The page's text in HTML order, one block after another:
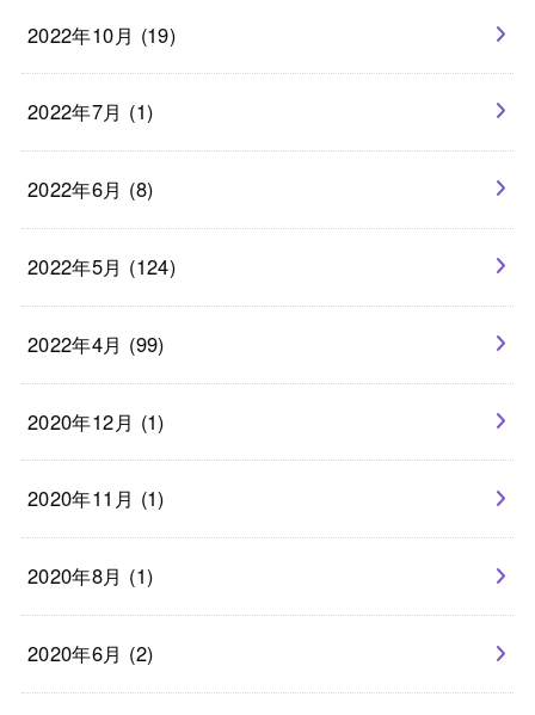
2022年10月 (19)
2022年7月 (1)
2022年6月 (8)
2022年5月 (124)
2022年4月 (99)
2020年12月 (1)
2020年11月 (1)
2020年8月 (1)
2020年6月 (2)